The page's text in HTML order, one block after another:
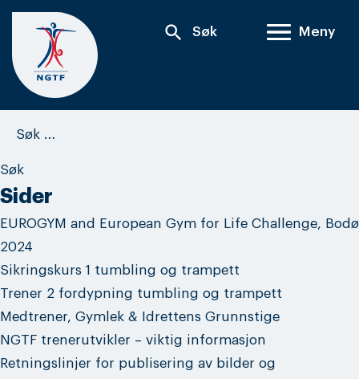
Skip
content
search Søk Meny
etter:
Sider
EUROGYM and European Gym for Life Challenge, Bodø
2024
Sikringskurs 1 tumbling og trampett
Trener 2 fordypning tumbling og trampett
Medtrener, Gymlek & Idrettens Grunnstige
NGTF trenerutvikler – viktig informasjon
Retningslinjer for publisering av bilder og